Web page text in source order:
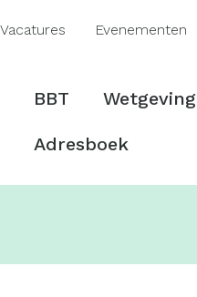
Vacatures Evenementen
Hoofdmenu
BBT Wetgeving
Adresboek